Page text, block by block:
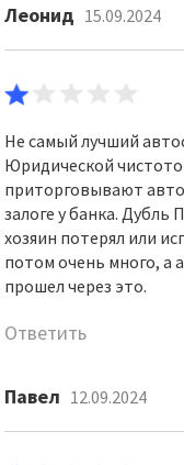
Леонид 15.09.2024
Не самый лучший
Юридической
приторговывают
залоге у банка.
хозяин потерял или
потом очень много, а
прошел через это.
Ответить
Павел 12.09.2024